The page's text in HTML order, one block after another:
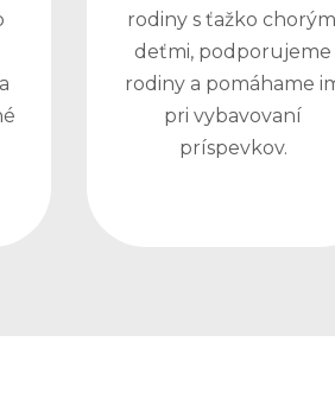
rodiny s ťažko
deťmi, podporujeme
rodiny a pomáhame
pri vybavovaní
príspevkov.